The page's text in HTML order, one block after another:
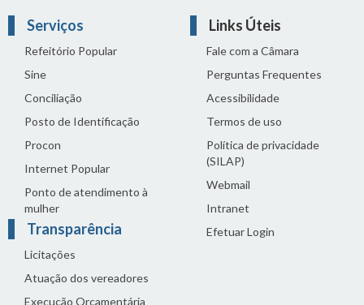
Serviços
Refeitório Popular
Sine
Conciliação
Posto de Identificação
Procon
Internet Popular
Ponto de atendimento à
mulher
Transparência
Licitações
Atuação dos vereadores
Execução Orçamentária
Links Úteis
Fale com a Câmara
Perguntas Frequentes
Acessibilidade
Termos de uso
Política de privacidade
(SILAP)
Webmail
Intranet
Efetuar Login